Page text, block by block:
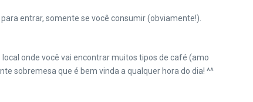
entrar, somente se você consumir (obviamente!).
onde você vai encontrar muitos tipos de café (amo
sobremesa que é bem vinda a qualquer hora do dia! ^^